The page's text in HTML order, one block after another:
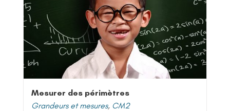
Mesurer des périmètres
Grandeurs et mesures, CM2